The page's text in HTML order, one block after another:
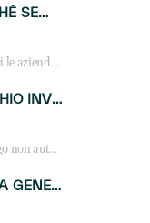
HP PROBOOK: PERCHÉ SEMPRE PIÙ AZIENDE SCELGONO NOTEBOOK PROGETTATI PER IL LAVORO MODERNO
HP ProBook: 5 motivi per cui le aziende scelgono i notebook business HP per migliorare produttività, sicurezza e gestione dell’AI.
SHADOW AI: IL RISCHIO INVISIBILE CHE LE AZIENDE POSSONO GOVERNARE
Shadow AI riguardo l’impiego non autorizzato di sistemi AI all’interno dell’azienda. E’ una pratica che si diffonde a partire dai dipendenti fino ai dirigenti e mette a repentaglio la cybersecurity, con costi più elevati per le organizzazioni. Due recenti report illustrano il fenomeno e forniscono dati in merito
NAS QNAP DI NUOVA GENERAZIONE: PIÙ PRESTAZIONI, SCALABILITÀ E PROTEZIONE DEI DATI PER LE INFRASTRUTTURE IT MODERNE